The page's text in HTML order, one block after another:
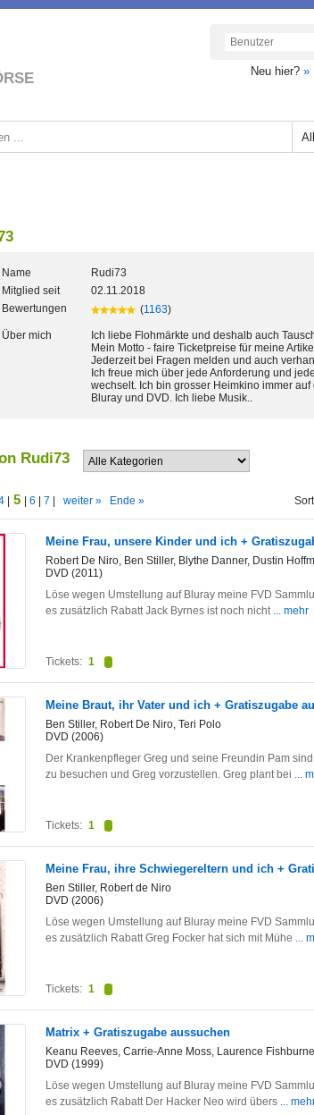
Neu hier? »
Name
Rudi73
Mitglied seit
02.11.2018
Bewertungen
(1163)
Über mich
Ich liebe Flohmärkte und deshalb auch
Mein Motto - faire Ticketpreise für meine
Jederzeit bei Fragen melden und auch
Ich freue mich über jede Anforderung und
wechselt. Ich bin grosser Heimkino immer auf
Bluray und DVD. Ich liebe Musik..
Rudi73
5 6 7 weiter » Ende »
Meine Frau, unsere Kinder und ich +
Robert De Niro, Ben Stiller, Blythe Danner, Dustin
DVD (2011)
Löse wegen Umstellung auf Bluray meine FVD
es zusätzlich Rabatt Jack Byrnes ist noch nicht ... mehr
Tickets: 1
Meine Braut, ihr Vater und ich + Gratiszugabe
Ben Stiller, Robert De Niro, Teri Polo
DVD (2006)
Der Krankenpfleger Greg und seine Freundin Pam
zu besuchen und Greg vorzustellen. Greg plant bei ...
Tickets: 1
Meine Frau, ihre Schwiegereltern und ich +
Ben Stiller, Robert de Niro
DVD (2006)
Löse wegen Umstellung auf Bluray meine FVD
es zusätzlich Rabatt Greg Focker hat sich mit Mühe ...
Tickets: 1
Matrix + Gratiszugabe aussuchen
Keanu Reeves, Carrie-Anne Moss, Laurence
DVD (1999)
Löse wegen Umstellung auf Bluray meine FVD
es zusätzlich Rabatt Der Hacker Neo wird übers ...